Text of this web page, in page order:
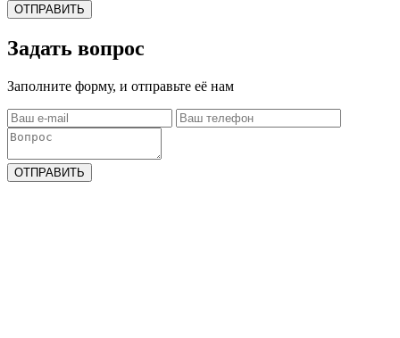
ОТПРАВИТЬ
Задать вопрос
Заполните форму, и отправьте её нам
ОТПРАВИТЬ